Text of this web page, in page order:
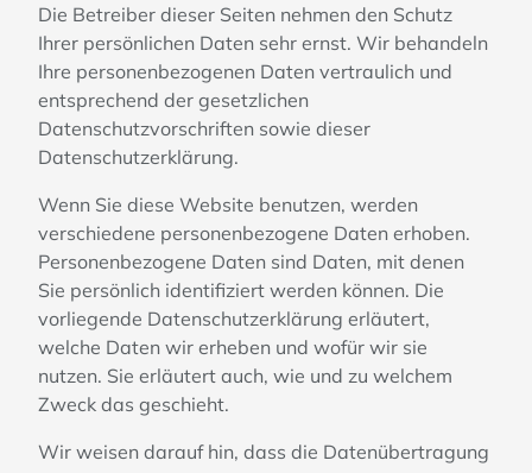
Die Betreiber dieser Seiten nehmen den Schutz
Ihrer persönlichen Daten sehr ernst. Wir behandeln
Ihre personenbezogenen Daten vertraulich und
entsprechend der gesetzlichen
Datenschutzvorschriften sowie dieser
Datenschutzerklärung.
Wenn Sie diese Website benutzen, werden
verschiedene personenbezogene Daten erhoben.
Personenbezogene Daten sind Daten, mit denen
Sie persönlich identifiziert werden können. Die
vorliegende Datenschutzerklärung erläutert,
welche Daten wir erheben und wofür wir sie
nutzen. Sie erläutert auch, wie und zu welchem
Zweck das geschieht.
Wir weisen darauf hin, dass die Datenübertragung